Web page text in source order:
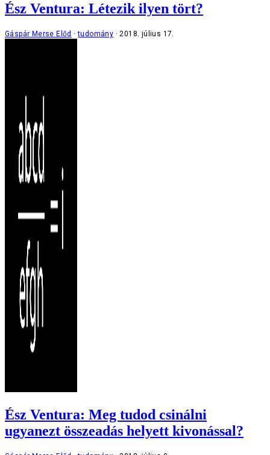
Ész Ventura: Létezik ilyen tört?
Gáspár Merse Előd tudomány 2018. július 17.
Ész Ventura: Meg tudod csinálni
ugyanezt összeadás helyett kivonással?